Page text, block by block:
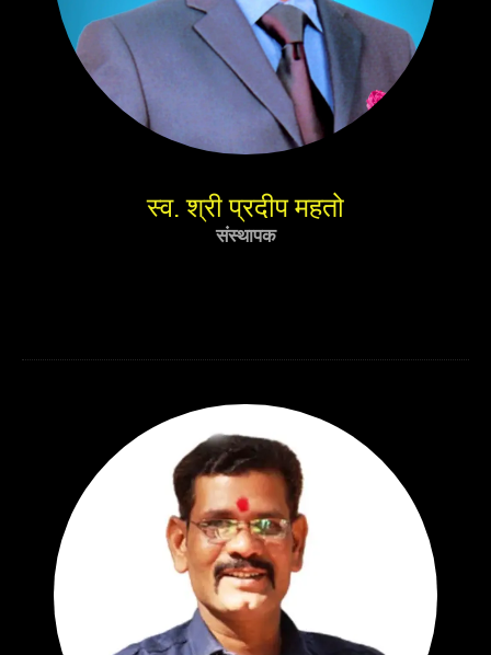
स्व. श्री प्रदीप महतो
संस्थापक